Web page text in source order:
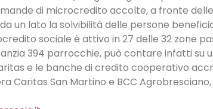
di microcredito accolte, a fronte
un lato la solvibilità delle persone
sociale è attivo in 27 delle 32 zone
394 parrocchie, può contare infatti
e le banche di credito cooperativo
Caritas San Martino e BCC